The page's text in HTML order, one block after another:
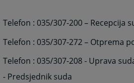
Telefon : 035/307-200 – Recepcija
Telefon : 035/307-272 – Otprema
Telefon : 035/307-208 - Uprava
- Predsjednik suda